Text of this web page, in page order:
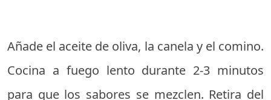
Añade el aceite de oliva, la canela y el comino.
Cocina a fuego lento durante 2-3 minutos
para que los sabores se mezclen. Retira del